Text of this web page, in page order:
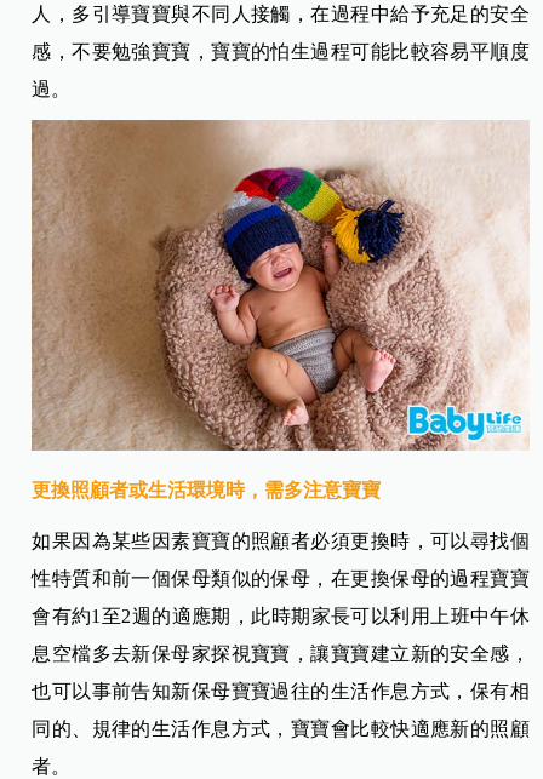
人，多引導寶寶與不同人接觸，在過程中給予充足的安全
感，不要勉強寶寶，寶寶的怕生過程可能比較容易平順度
過。
更換照顧者或生活環境時，需多注意寶寶
如果因為某些因素寶寶的照顧者必須更換時，可以尋找個
性特質和前一個保母類似的保母，在更換保母的過程寶寶
會有約1至2週的適應期，此時期家長可以利用上班中午休
息空檔多去新保母家探視寶寶，讓寶寶建立新的安全感，
也可以事前告知新保母寶寶過往的生活作息方式，保有相
同的、規律的生活作息方式，寶寶會比較快適應新的照顧
者。